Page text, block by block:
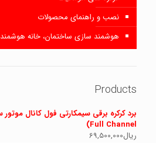
نصب و راهنمای محصولات
هوشمند سازی ساختمان، خانه هوشمند
Products
Full Channel)
ریال69,500,000